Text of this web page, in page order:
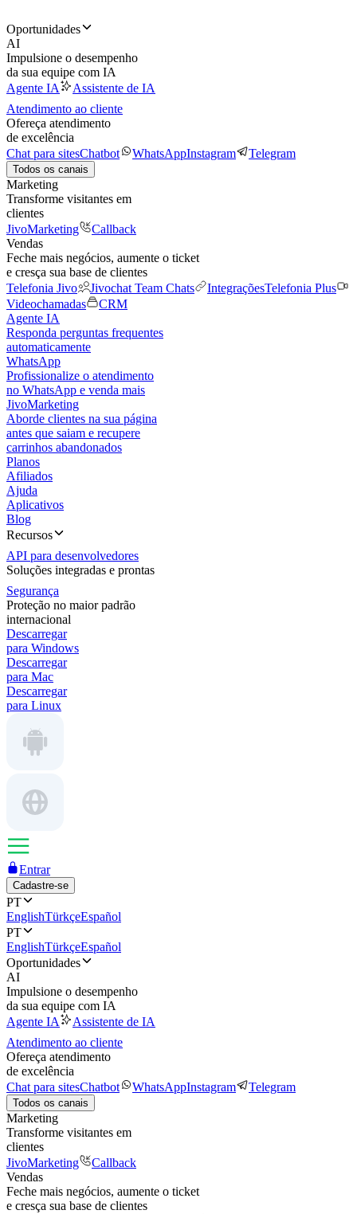
Oportunidades
AI
Impulsione o desempenho
da sua equipe com IA
Agente IA
Assistente de IA
Atendimento ao cliente
Ofereça atendimento
de excelência
Chat para sitesChatbot WhatsAppInstagram Telegram
Todos os canais
Marketing
Transforme visitantes em
clientes
JivoMarketing
Callback
Vendas
Feche mais negócios, aumente o ticket
e cresça sua base de clientes
Telefonia Jivo
Jivochat Team Chats IntegraçõesTelefonia Plus
Videochamadas
CRM
Agente IA
Responda perguntas frequentes
automaticamente
WhatsApp
Profissionalize o atendimento
no WhatsApp e venda mais
JivoMarketing
Aborde clientes na sua página
antes que saiam e recupere
carrinhos abandonados
Planos
Afiliados
Ajuda
Aplicativos
Blog
Recursos
API para desenvolvedores
Soluções integradas e prontas
Segurança
Proteção no maior padrão
internacional
Descarregar
para Windows
Descarregar
para Mac
Descarregar
para Linux
Entrar
Cadastre-se
PT
EnglishTürkçeEspañol
PT
EnglishTürkçeEspañol
Oportunidades
AI
Impulsione o desempenho
da sua equipe com IA
Agente IA
Assistente de IA
Atendimento ao cliente
Ofereça atendimento
de excelência
Chat para sitesChatbot WhatsAppInstagram Telegram
Todos os canais
Marketing
Transforme visitantes em
clientes
JivoMarketing
Callback
Vendas
Feche mais negócios, aumente o ticket
e cresça sua base de clientes